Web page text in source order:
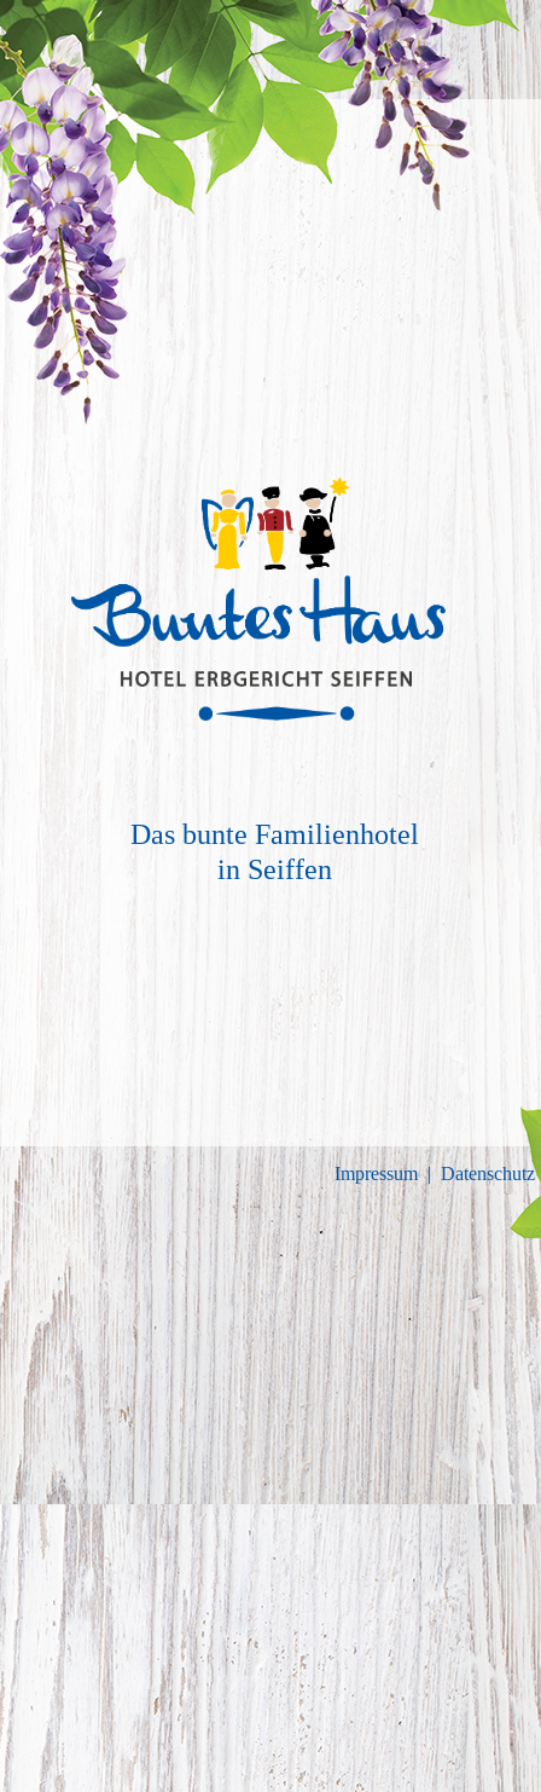
Impressum|Datenschutz
Das bunte Familienhotel
in Seiffen